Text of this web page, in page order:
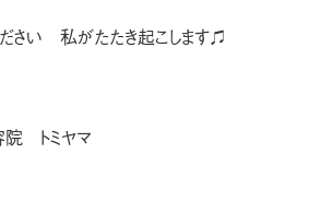
ださい 私がたたき起こします♫
院 トミヤマ